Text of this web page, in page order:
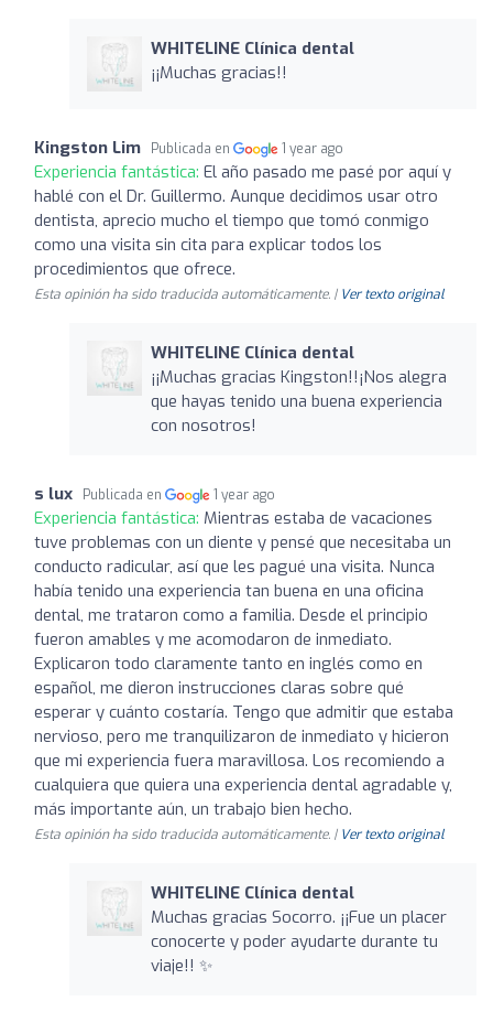
WHITELINE Clínica dental
¡¡Muchas gracias!!
Kingston Lim Publicada en 1 year ago
Experiencia fantástica: El año pasado me pasé por aquí y
hablé con el Dr. Guillermo. Aunque decidimos usar otro
dentista, aprecio mucho el tiempo que tomó conmigo
como una visita sin cita para explicar todos los
procedimientos que ofrece.
Esta opinión ha sido traducida automáticamente. | Ver texto original
WHITELINE Clínica dental
¡¡Muchas gracias Kingston!!¡Nos alegra
que hayas tenido una buena experiencia
con nosotros!
s lux Publicada en 1 year ago
Experiencia fantástica: Mientras estaba de vacaciones
tuve problemas con un diente y pensé que necesitaba un
conducto radicular, así que les pagué una visita. Nunca
había tenido una experiencia tan buena en una oficina
dental, me trataron como a familia. Desde el principio
fueron amables y me acomodaron de inmediato.
Explicaron todo claramente tanto en inglés como en
español, me dieron instrucciones claras sobre qué
esperar y cuánto costaría. Tengo que admitir que estaba
nervioso, pero me tranquilizaron de inmediato y hicieron
que mi experiencia fuera maravillosa. Los recomiendo a
cualquiera que quiera una experiencia dental agradable y,
más importante aún, un trabajo bien hecho.
Esta opinión ha sido traducida automáticamente. | Ver texto original
WHITELINE Clínica dental
Muchas gracias Socorro. ¡¡Fue un placer
conocerte y poder ayudarte durante tu
viaje!! ✨